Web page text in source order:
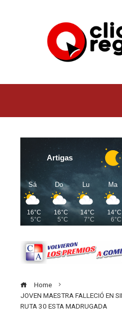
Artigas
Sá
16°C
5°C
Do
16°C
5°C
Lu
14°C
7°C
Ma
14°C
6°C
Home
JOVEN MAESTRA FALLECIÓ EN
RUTA 30 ESTA MADRUGADA